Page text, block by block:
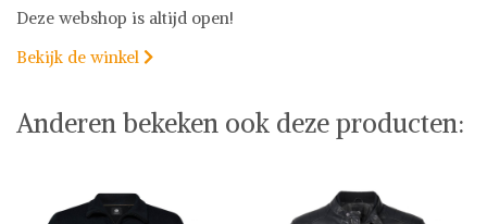
Deze webshop is altijd open!
Bekijk de winkel 
Anderen bekeken ook deze producten: